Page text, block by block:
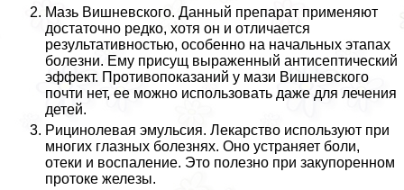
Мазь Вишневского. Данный препарат применяют
достаточно редко, хотя он и отличается
результативностью, особенно на начальных этапах
болезни. Ему присущ выраженный антисептический
эффект. Противопоказаний у мази Вишневского
почти нет, ее можно использовать даже для лечения
детей.
Рицинолевая эмульсия. Лекарство используют при
многих глазных болезнях. Оно устраняет боли,
отеки и воспаление. Это полезно при закупоренном
протоке железы.